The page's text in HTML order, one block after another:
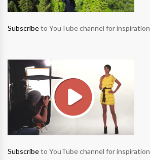
Subscribeto YouTube channel for
Subscribeto YouTube channel for